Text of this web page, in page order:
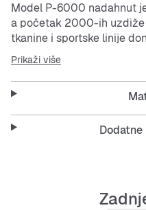
Model P-6000 nadahnut
a početak 2000-ih uzdiže
tkanine i sportske linije
izgleda ranih 2000-ih koji
Pjenasti srednji potplat
stazom i mekano
Retro dizajn nadahnut je
Nike Pegasus 2006.
Prikaži više